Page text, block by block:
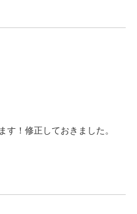
す！修正しておきました。